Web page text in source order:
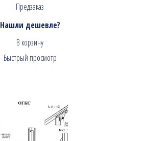
Предзаказ
Нашли дешевле?
В корзину
Быстрый просмотр